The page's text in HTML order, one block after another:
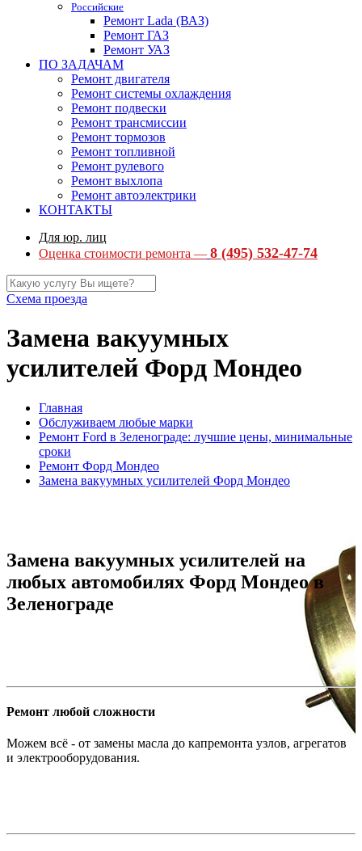
Российские
Ремонт Lada (ВАЗ)
Ремонт ГАЗ
Ремонт УАЗ
ПО ЗАДАЧАМ
Ремонт двигателя
Ремонт системы охлаждения
Ремонт подвески
Ремонт трансмиссии
Ремонт тормозов
Ремонт топливной
Ремонт рулевого
Ремонт выхлопа
Ремонт автоэлектрики
КОНТАКТЫ
Для юр. лиц
Оценка стоимости ремонта — 8 (495) 532-47-74
Схема проезда
Замена вакуумных
усилителей Форд Мондео
Главная
Обслуживаем любые марки
Ремонт Ford в Зеленограде: лучшие цены, минимальные
сроки
Ремонт Форд Мондео
Замена вакуумных усилителей Форд Мондео
Замена вакуумных усилителей на
любых автомобилях Форд Мондео в
Зеленограде
Ремонт любой сложности
Можем всё - от замены масла до капремонта узлов, агрегатов
и электрооборудования.